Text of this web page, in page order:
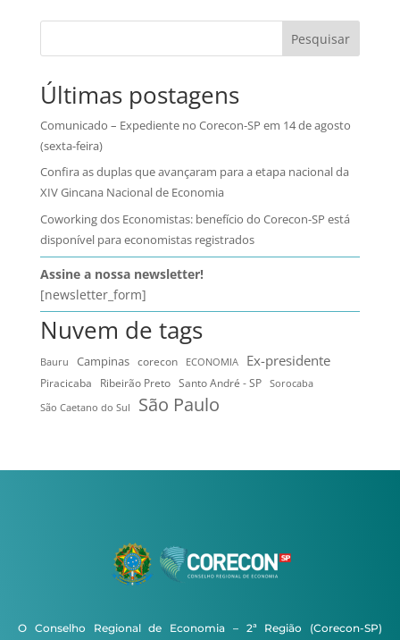
Pesquisar
Últimas postagens
Comunicado – Expediente no Corecon-SP em 14 de agosto
(sexta-feira)
Confira as duplas que avançaram para a etapa nacional da
XIV Gincana Nacional de Economia
Coworking dos Economistas: benefício do Corecon-SP está
disponível para economistas registrados
Assine a nossa newsletter!
[newsletter_form]
Nuvem de tags
Bauru Campinas corecon ECONOMIA Ex-presidente
Piracicaba Ribeirão Preto Santo André - SP
Sorocaba
São Caetano do Sul
São Paulo
O Conselho Regional de Economia – 2ª Região (Corecon-SP)